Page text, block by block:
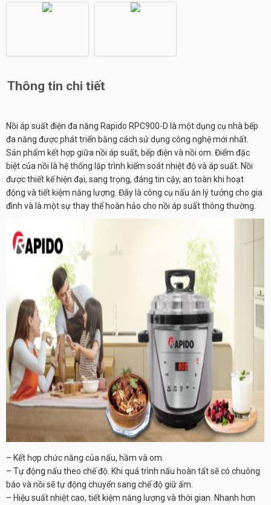
Thông tin chi tiết
Nồi áp suất điện đa năng Rapido RPC900-D là một dụng cụ nhà bếp
đa năng được phát triển bằng cách sử dụng công nghệ mới nhất.
Sản phẩm kết hợp giữa nồi áp suất, bếp điện và nồi om. Điểm đặc
biệt của nồi là hệ thống lập trình kiểm soát nhiệt độ và áp suất. Nồi
được thiết kế hiện đại, sang trọng, đáng tin cậy, an toàn khi hoạt
động và tiết kiệm năng lượng. Đây là công cụ nấu ăn lý tưởng cho gia
đình và là một sự thay thế hoàn hảo cho nồi áp suất thông thường.
– Kết hợp chức năng của nấu, hầm và om.
– Tự động nấu theo chế độ. Khi quá trình nấu hoàn tất sẽ có chuông
báo và nồi sẽ tự động chuyển sang chế độ giữ ấm.
– Hiệu suất nhiệt cao, tiết kiệm năng lượng và thời gian. Nhanh hơn